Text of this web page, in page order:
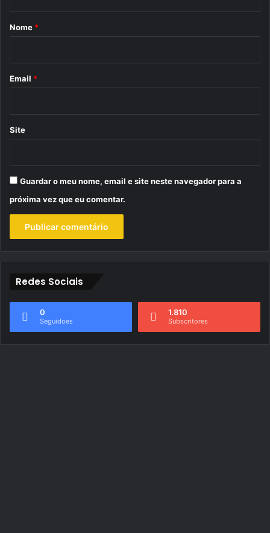
r
*
Nome *
Email *
Site
Guardar o meu nome, email e site neste navegador para a
próxima vez que eu comentar.
Redes Sociais
0
Seguidoes
1.810
Subscritores